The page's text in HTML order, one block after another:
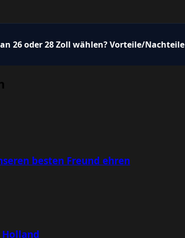
26 oder 28 Zoll wählen? Vorteile/Nachteile
besten Freund ehren
Holland